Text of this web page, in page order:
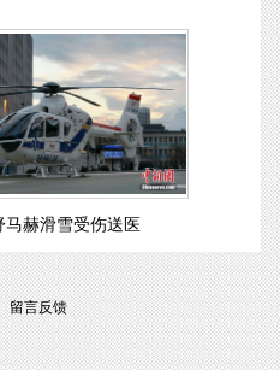
马赫滑雪受伤送医
留言反馈